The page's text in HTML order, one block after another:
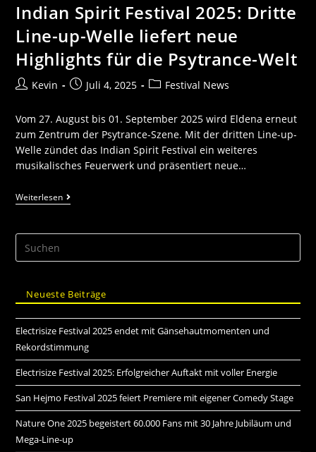
Indian Spirit Festival 2025: Dritte
Line-up-Welle liefert neue
Highlights für die Psytrance-Welt
Kevin Juli 4, 2025 Festival News
Vom 27. August bis 01. September 2025 wird Eldena erneut
zum Zentrum der Psytrance-Szene. Mit der dritten Line-up-
Welle zündet das Indian Spirit Festival ein weiteres
musikalisches Feuerwerk und präsentiert neue…
Weiterlesen
Neueste Beiträge
Electrisize Festival 2025 endet mit Gänsehautmomenten und
Rekordstimmung
Electrisize Festival 2025: Erfolgreicher Auftakt mit voller Energie
San Hejmo Festival 2025 feiert Premiere mit eigener Comedy Stage
Nature One 2025 begeistert 60.000 Fans mit 30 Jahre Jubiläum und
Mega-Line-up